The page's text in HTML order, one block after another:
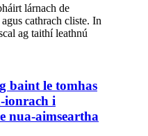
lárnach de
cathrach cliste. In
ag taithí leathnú
baint le tomhas
ionrach i
nua-aimseartha